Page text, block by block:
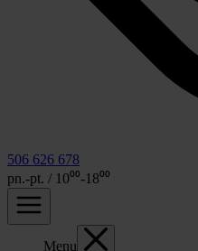
506 626 678
pn.-pt. / 10⁰⁰-18⁰⁰
Menu